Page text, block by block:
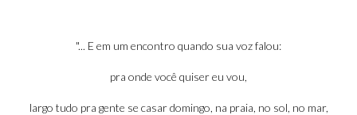
"... E em um encontro quando sua voz falou:
pra onde você quiser eu vou,
largo tudo pra gente se casar domingo, na praia, no sol, no mar,